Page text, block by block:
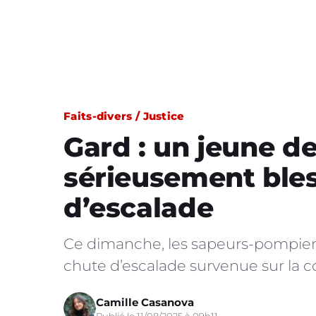
Faits-divers / Justice
Gard : un jeune
sérieusement
d’escalade
Ce dimanche, les sapeurs-
chute d’escalade survenue sur la
Camille Casanova